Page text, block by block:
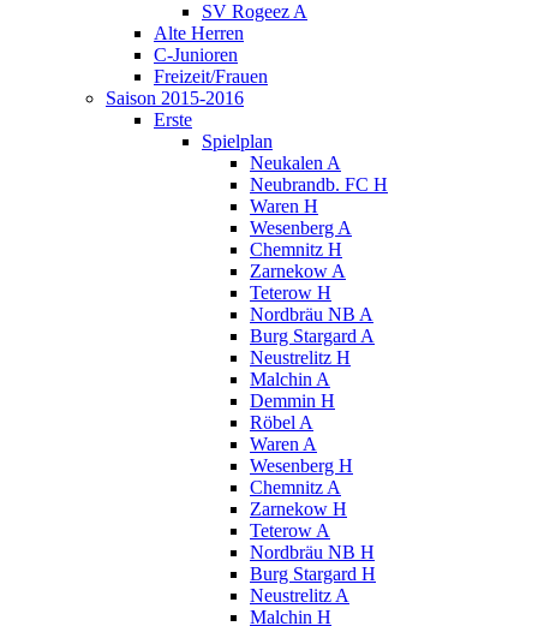
SV Rogeez A
Alte Herren
C-Junioren
Freizeit/Frauen
Saison 2015-2016
Erste
Spielplan
Neukalen A
Neubrandb. FC H
Waren H
Wesenberg A
Chemnitz H
Zarnekow A
Teterow H
Nordbräu NB A
Burg Stargard A
Neustrelitz H
Malchin A
Demmin H
Röbel A
Waren A
Wesenberg H
Chemnitz A
Zarnekow H
Teterow A
Nordbräu NB H
Burg Stargard H
Neustrelitz A
Malchin H